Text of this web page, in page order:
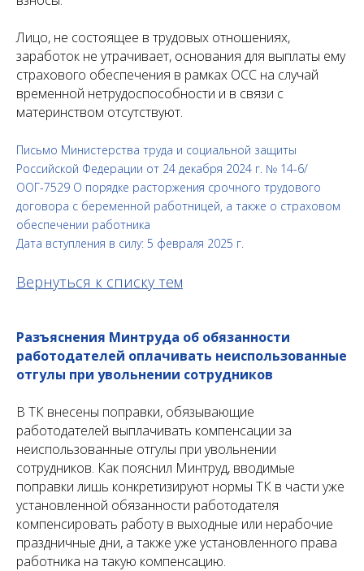
Лицо, не состоящее в трудовых отношениях,
заработок не утрачивает, основания для выплаты ему
страхового обеспечения в рамках ОСС на случай
временной нетрудоспособности и в связи с
материнством отсутствуют.
Письмо Министерства труда и социальной защиты
Российской Федерации от 24 декабря 2024 г. № 14-6/
ООГ-7529 О порядке расторжения срочного трудового
договора с беременной работницей, а также о страховом
обеспечении работника
Дата вступления в силу: 5 февраля 2025 г.
Вернуться к списку тем
Разъяснения Минтруда об обязанности
работодателей оплачивать неиспользованные
отгулы при увольнении сотрудников
В ТК внесены поправки, обязывающие
работодателей выплачивать компенсации за
неиспользованные отгулы при увольнении
сотрудников. Как пояснил Минтруд, вводимые
поправки лишь конкретизируют нормы ТК в части уже
установленной обязанности работодателя
компенсировать работу в выходные или нерабочие
праздничные дни, а также уже установленного права
работника на такую компенсацию.